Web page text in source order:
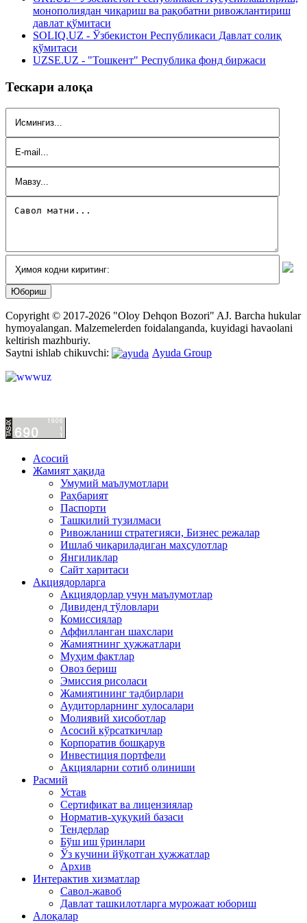
монополиядан чиқариш ва рақобатни ривожлантириш
давлат қўмитаси
SOLIQ.UZ - Ўзбекистон Республикаси Давлат солиқ
қўмитаси
UZSE.UZ - "Тошкент" Республика фонд биржаси
Тескари алоқа
Copyright © 2017-2026 "Oloy Dehqon Bozori" AJ. Barcha hukular
hymoyalangan. Malzemelerden foidalanganda, kuyidagi havaolani
keltirish mazhburiy.
Saytni ishlab chikuvchi:
Ayuda Group
Асосий
Жамият ҳақида
Умумий маълумотлари
Раҳбарият
Паспорти
Ташкилий тузилмаси
Ривожланиш стратегияси, Бизнес режалар
Ишлаб чиқариладиган маҳсулотлар
Янгиликлар
Сайт харитаси
Акциядорларга
Акциядорлар учун маълумотлар
Дивиденд тўловлари
Комиссиялар
Аффилланган шахслари
Жамиятнинг ҳужжатлари
Муҳим фактлар
Овоз бериш
Эмиссия рисоласи
Жамиятининг тадбирлари
Аудиторларнинг хулосалари
Молиявий хисоботлар
Асосий кўрсаткичлар
Корпоратив бошқарув
Инвестиция портфели
Акцияларни сотиб олиниши
Расмий
Устав
Сертификат ва лицензиялар
Норматив-ҳуқуқий базаси
Тендерлар
Бўш иш ўринлари
Ўз кучини йўқотган ҳужжатлар
Архив
Интерактив хизматлар
Савол-жавоб
Давлат ташкилотларга мурожаат юбориш
Алоқалар